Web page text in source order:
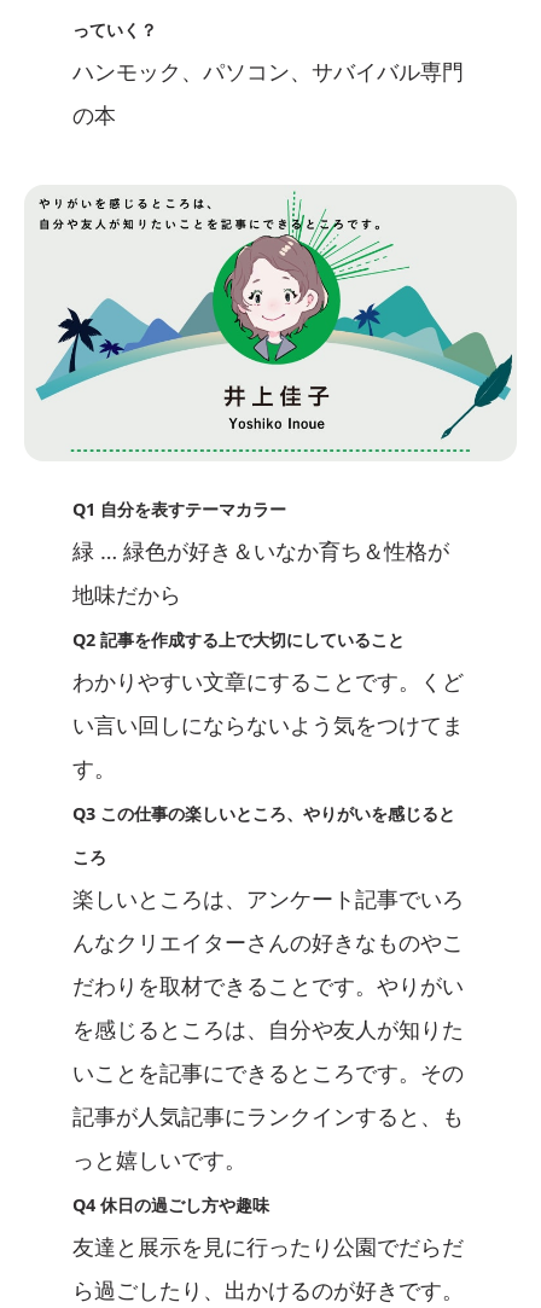
っていく？
ハンモック、パソコン、サバイバル専門
の本
Q1 自分を表すテーマカラー
緑 … 緑色が好き＆いなか育ち＆性格が
地味だから
Q2 記事を作成する上で大切にしていること
わかりやすい文章にすることです。くど
い言い回しにならないよう気をつけてま
す。
Q3 この仕事の楽しいところ、やりがいを感じると
ころ
楽しいところは、アンケート記事でいろ
んなクリエイターさんの好きなものやこ
だわりを取材できることです。やりがい
を感じるところは、自分や友人が知りた
いことを記事にできるところです。その
記事が人気記事にランクインすると、も
っと嬉しいです。
Q4 休日の過ごし方や趣味
友達と展示を見に行ったり公園でだらだ
ら過ごしたり、出かけるのが好きです。